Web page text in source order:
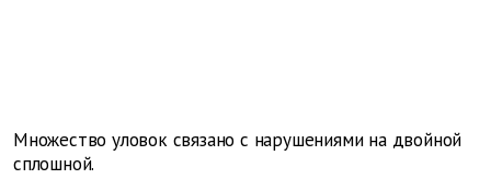
Множество уловок связано с нарушениями на двойной
сплошной.